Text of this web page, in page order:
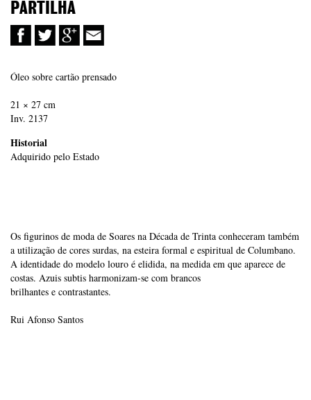
PARTILHA
Óleo sobre cartão prensado
21 × 27 cm
Inv. 2137
Historial
Adquirido pelo Estado
Os figurinos de moda de Soares na Década de Trinta conheceram também
a utilização de cores surdas, na esteira formal e espiritual de Columbano.
A identidade do modelo louro é elidida, na medida em que aparece de
costas. Azuis subtis harmonizam-se com brancos
brilhantes e contrastantes.
Rui Afonso Santos